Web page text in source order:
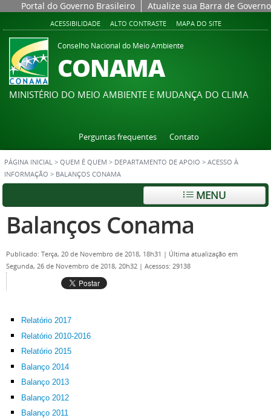
Portal do Governo Brasileiro Atualize sua Barra de Governo
ACESSIBILIDADE ALTO CONTRASTE MAPA DO SITE
Conselho Nacional do Meio Ambiente
CONAMA
MINISTÉRIO DO MEIO AMBIENTE E MUDANÇA DO CLIMA
Perguntas frequentes Contato
PÁGINA INICIAL > QUEM É QUEM > DEPARTAMENTO DE APOIO > ACESSO À
INFORMAÇÃO > BALANÇOS CONAMA
MENU
Balanços Conama
Publicado: Terça, 20 de Novembro de 2018, 18h31 | Última atualização em
Segunda, 26 de Novembro de 2018, 20h32 | Acessos: 29138
Relatório 2017
Relatório 2010-2016
Relatório 2015
Balanço 2014
Balanço 2013
Balanço 2012
Balanço 2011